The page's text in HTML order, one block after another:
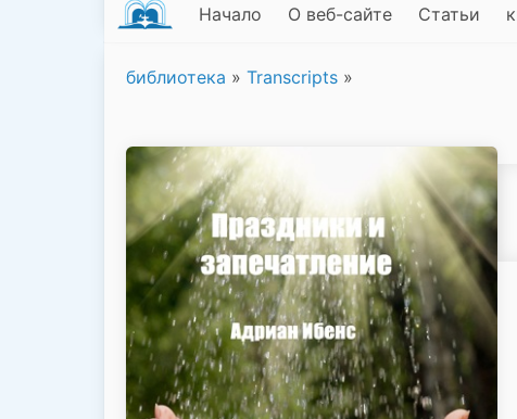
Начало О веб-сайте Статьи
библиотека » Transcripts »